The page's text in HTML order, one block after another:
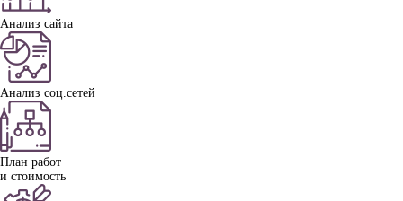
Анализ сайта
Анализ соц.сетей
План работ
и стоимость